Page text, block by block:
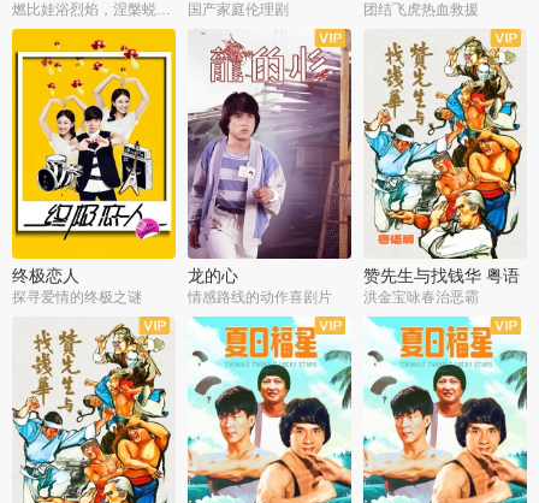
燃比娃浴烈焰，涅槃蜕变成人 国产家庭伦理剧 团结飞虎热血救援
终极恋人
探寻爱情的终极之谜
龙的心
情感路线的动作喜剧片
赞先生与找钱华 粤语
版
洪金宝咏春治恶霸